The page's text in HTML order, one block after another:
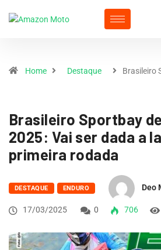
Home Destaque Brasileiro
Brasileiro Sportbay
2025: Vai ser dada a
primeira rodada
DESTAQUE ENDURO Deo
17/03/2025 0 706